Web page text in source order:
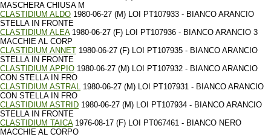
MASCHERA CHIUSA M
CLASTIDIUM ALDO 1980-06-27 (M) LOI PT107933 - BIANCO ARANCIO
STELLA IN FRONTE
CLASTIDIUM ALEA1980-06-27 (F) LOI PT107936 - BIANCO ARANCIO 3
MACCHIE AL CORP
CLASTIDIUM ANNET 1980-06-27 (F) LOI PT107935 - BIANCO ARANCIO
STELLA IN FRONTE
CLASTIDIUM APPIO 1980-06-27 (M) LOI PT107932 - BIANCO ARANCIO
CON STELLA IN FRO
CLASTIDIUM ASTRAL 1980-06-27 (M) LOI PT107931 - BIANCO ARANCIO
CON STELLA IN FRO
CLASTIDIUM ASTRID 1980-06-27 (M) LOI PT107934 - BIANCO ARANCIO
STELLA IN FRONTE
CLASTIDIUM TAICA1976-08-17 (F) LOI PT067461 - BIANCO NERO
MACCHIE AL CORPO